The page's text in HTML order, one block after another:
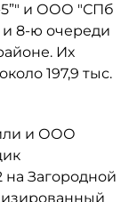
и ООО "СПб
8-ю очереди
Их
197,9 тыс.
и ООО
на Загородной